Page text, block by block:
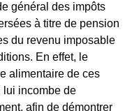
général des impôts
à titre de pension
du revenu imposable
En effet, le
alimentaire de ces
lui incombe de
afin de démontrer